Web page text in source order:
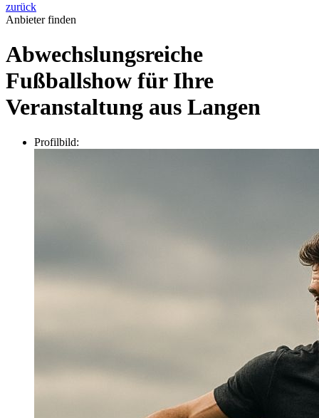
zurück
Anbieter finden
Abwechslungsreiche
Fußballshow für Ihre
Veranstaltung aus Langen
Profilbild: